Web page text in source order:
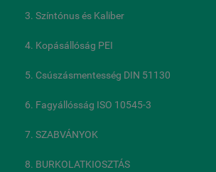
Színtónus és Kaliber
Kopásállóság PEI
Csúszásmentesség DIN 51130
Fagyállósság ISO 10545-3
SZABVÁNYOK
BURKOLATKIOSZTÁS